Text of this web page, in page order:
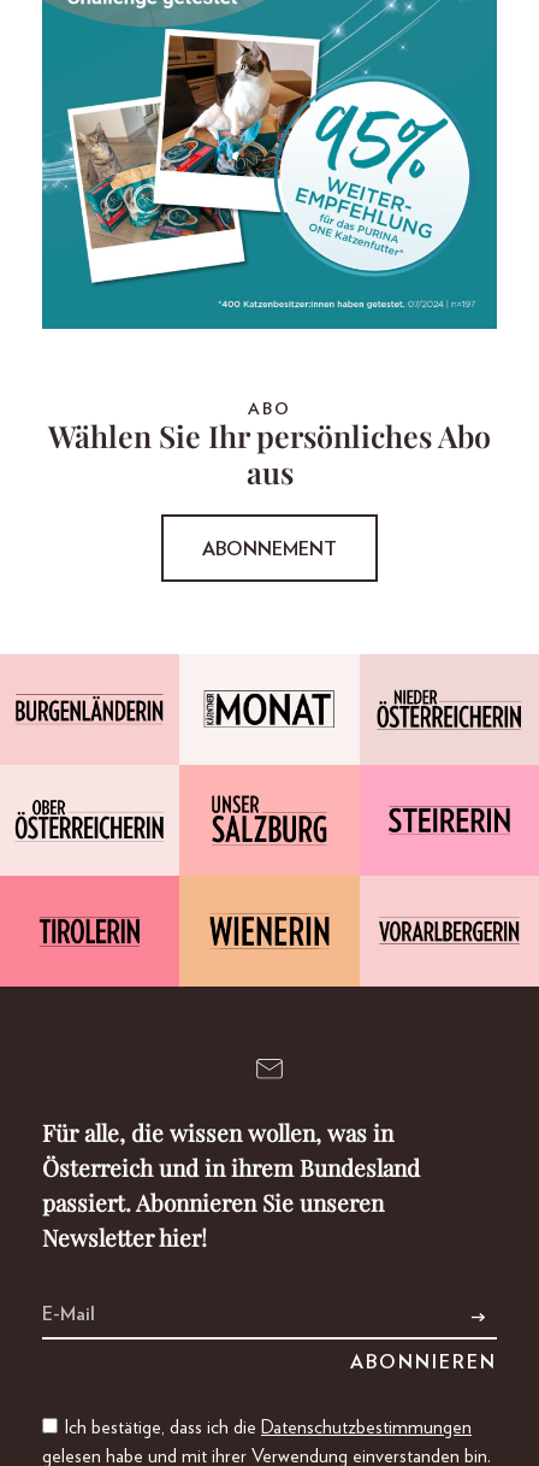
ABO
Wählen Sie Ihr persönliches Abo
aus
ABONNEMENT
Für alle, die wissen wollen, was in
Österreich und in ihrem Bundesland
passiert. Abonnieren Sie unseren
Newsletter hier!
Ich bestätige, dass ich die Datenschutzbestimmungen
gelesen habe und mit ihrer Verwendung einverstanden bin.